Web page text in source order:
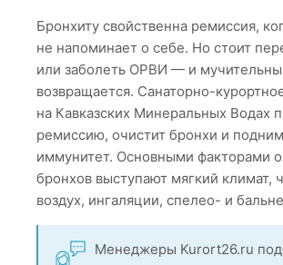
Бронхиту свойственна ремиссия,
не напоминает о себе. Но стоит
или заболеть ОРВИ — и
возвращается. Санаторно-
на Кавказских Минеральных Водах
ремиссию, очистит бронхи и
иммунитет. Основными факторами
бронхов выступают мягкий климат,
воздух, ингаляции, спелео- и
Менеджеры Kurort26.ru